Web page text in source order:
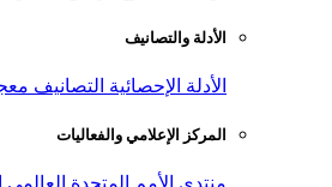
الأدلة والتصانيف
الأدلة الإحصائية التصانيف
المركز الإعلامي والفعاليات